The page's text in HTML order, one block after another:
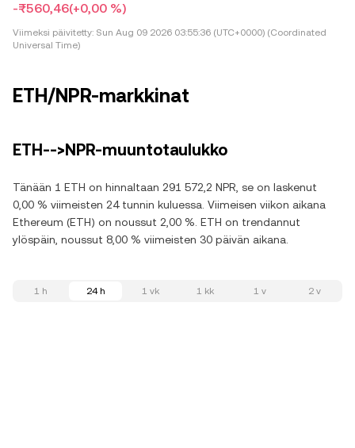
-₨560,46(+0,00 %)
Viimeksi päivitetty: Sun Aug 09 2026 03:55:36 (UTC+0000) (Coordinated
Universal Time)
ETH/NPR-markkinat
ETH-->NPR-muuntotaulukko
Tänään 1 ETH on hinnaltaan 291 572,2 NPR, se on laskenut
0,00 % viimeisten 24 tunnin kuluessa. Viimeisen viikon aikana
Ethereum (ETH) on noussut 2,00 %. ETH on trendannut
ylöspäin, noussut 8,00 % viimeisten 30 päivän aikana.
1 h 24 h 1 vk 1 kk 1 v 2 v